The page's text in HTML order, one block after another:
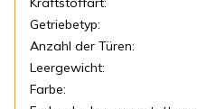
Getriebetyp:
Anzahl der Türen:
Leergewicht:
Farbe: